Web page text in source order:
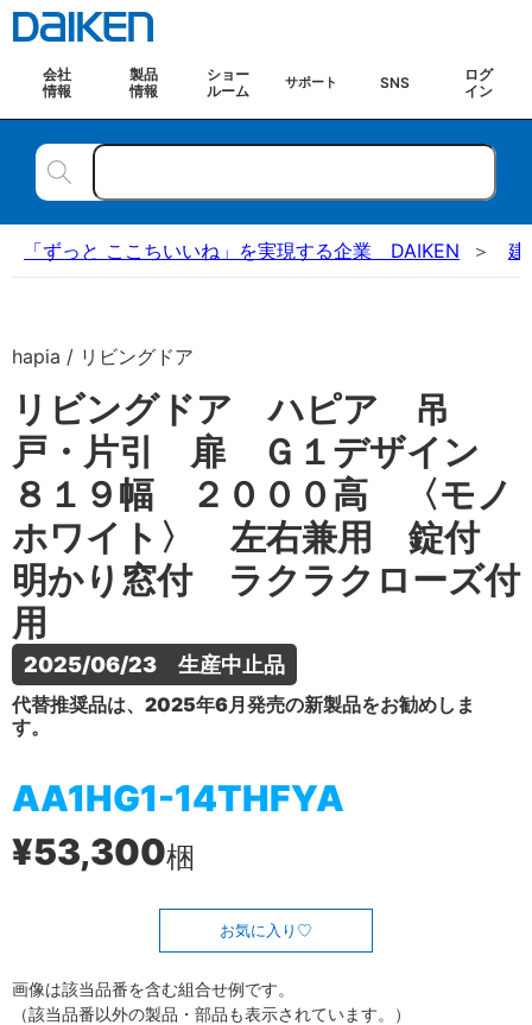
会社
情報
製品
情報
ショー
ルーム
サポート SNS
ログ
イン
「ずっと ここちいいね」を実現する企業 DAIKEN 建
hapia / リビングドア
リビングドア ハピア 吊
戸・片引 扉 Ｇ１デザイン
８１９幅 ２０００高 〈モノ
ホワイト〉 左右兼用 錠付
明かり窓付 ラクラクローズ付
用
2025/06/23　生産中止品
代替推奨品は、2025年6月発売の新製品をお勧めしま
す。
AA1HG1-14THFYA
¥53,300梱
お気に入り
画像は該当品番を含む組合せ例です。
（該当品番以外の製品・部品も表示されています。）